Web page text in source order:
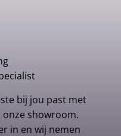
bij jou past met
showroom.
in en wij nemen